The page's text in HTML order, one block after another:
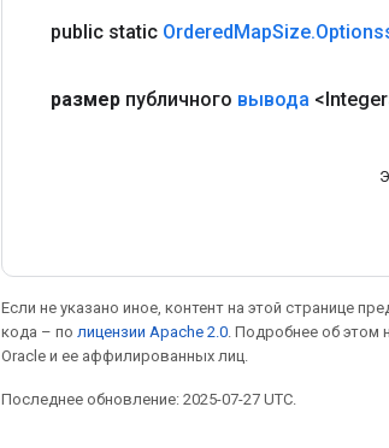
public static OrderedMapSize.
размер публичного вывода
Если не указано иное, контент на этой странице
кода – по лицензии Apache 2.0 . Подробнее об этом
Oracle и ее аффилированных лиц.
Последнее обновление: 2025-07-27 UTC.